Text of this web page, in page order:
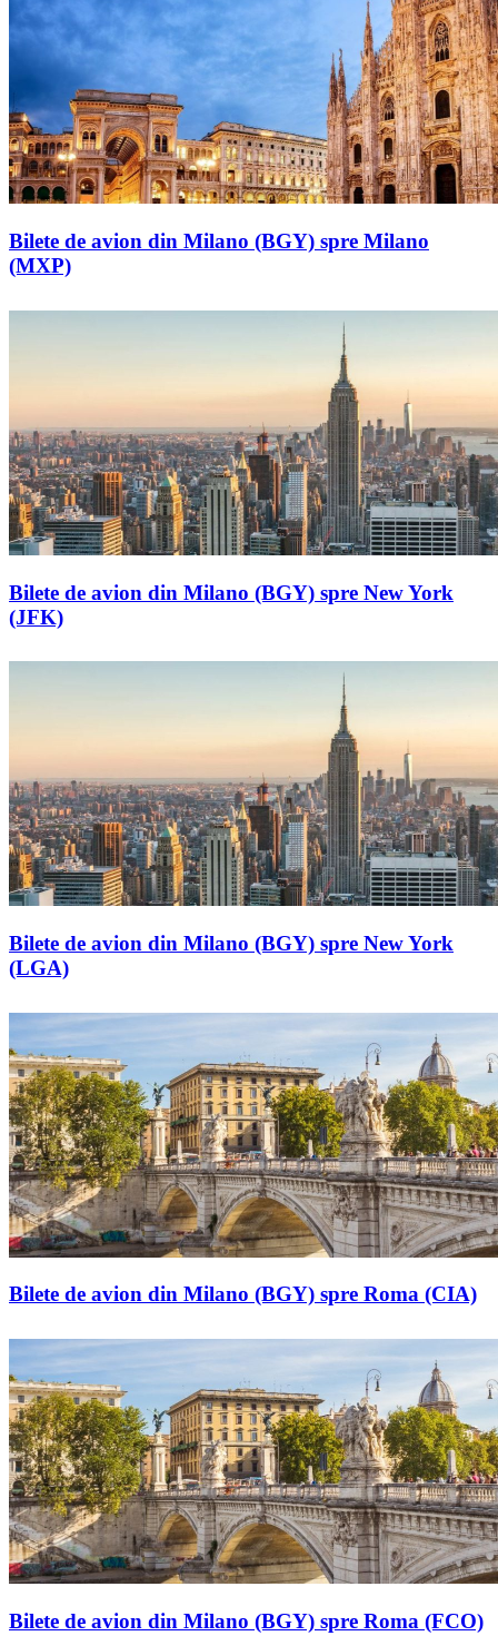
Bilete de avion din Milano (BGY) spre Milano
(MXP)
Bilete de avion din Milano (BGY) spre New York
(JFK)
Bilete de avion din Milano (BGY) spre New York
(LGA)
Bilete de avion din Milano (BGY) spre Roma (CIA)
Bilete de avion din Milano (BGY) spre Roma (FCO)